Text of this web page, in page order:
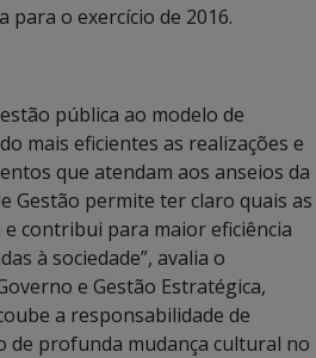
para o exercício de 2016.
pública ao modelo de
mais eficientes as realizações e
que atendam aos anseios da
Gestão permite ter claro quais as
contribui para maior eficiência
à sociedade”, avalia o
e Gestão Estratégica,
a responsabilidade de
de profunda mudança cultural no